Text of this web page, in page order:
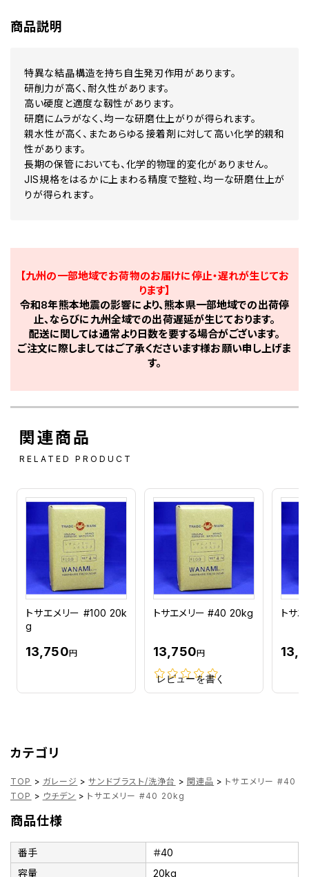
商品説明
特異な結晶構造を持ち自生発刃作用があります。
研削力が高く、耐久性があります。
高い硬度と適度な靱性があります。
研磨にムラがなく、均一な研磨仕上がりが得られます。
親水性が高く、またあらゆる接着剤に対して高い化学的親和
性があります。
長期の保管においても、化学的物理的変化がありません。
JIS規格をはるかに上まわる精度で整粒、均一な研磨仕上が
りが得られます。
【九州の一部地域でお荷物のお届けに停止・遅れが生じてお
ります】
令和8年熊本地震の影響により、熊本県一部地域での出荷停
止、ならびに九州全域での出荷遅延が生じております。
配送に関しては通常より日数を要する場合がございます。
ご注文に際しましてはご了承くださいます様お願い申し上げま
す。
関連商品
RELATED PRODUCT
トサエメリー #100 20k
g
13,750円
トサエメリー #40 20kg
13,750円
レビューを書く
トサ
カテゴリ
TOP > ガレージ > サンドブラスト/洗浄台 > 関連品 > トサエメリー #40
TOP > ウチデン > トサエメリー #40 20kg
商品仕様
番手
＃40
容量
20kg